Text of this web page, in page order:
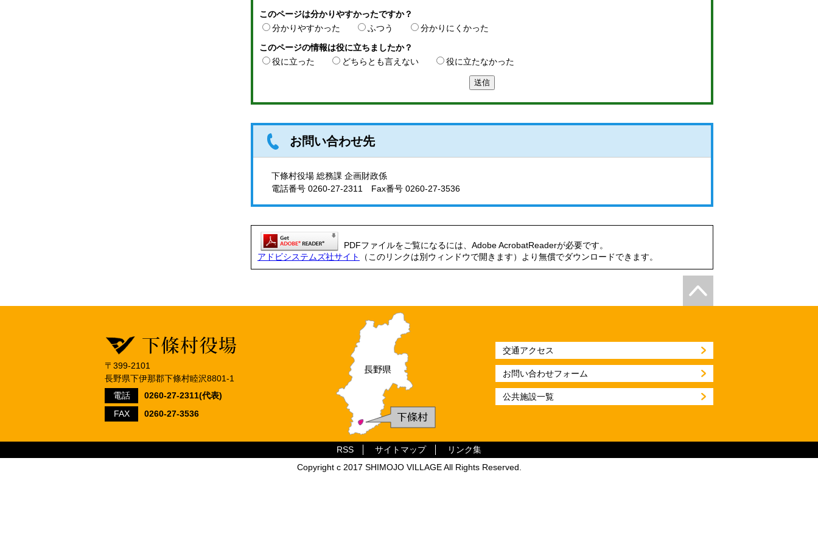
このページは分かりやすかったですか？
分かりやすかった
ふつう
分かりにくかった
このページの情報は役に立ちましたか？
役に立った
どちらとも言えない 役に立たなかった
お問い合わせ先
下條村役場 総務課 企画財政係
電話番号 0260-27-2311 Fax番号 0260-27-3536
PDFファイルをご覧になるには、Adobe AcrobatReaderが必要です。
アドビシステムズ社サイト
（このリンクは別ウィンドウで開きます）より無償でダウンロードできます。
〒399-2101
長野県下伊那郡下條村睦沢8801-1
電話
0260-27-2311(代表)
FAX
0260-27-3536
交通アクセス
お問い合わせフォーム
公共施設一覧
RSS サイトマップ リンク集
Copyright c 2017 SHIMOJO VILLAGE All Rights Reserved.